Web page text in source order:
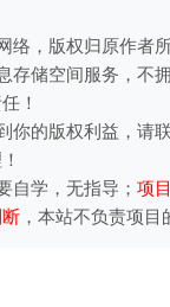
络，版权归原作者所
存储空间服务，不
！
你的版权利益，请
自学，无指导； 项
断 ，本站不负责项目